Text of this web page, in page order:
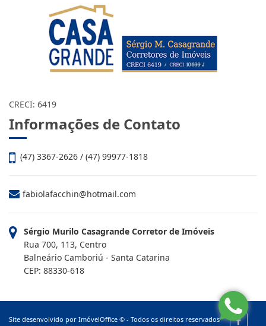
CRECI: 6419
Informações de Contato
(47) 3367-2626 / (47) 99977-1818
fabiolafacchin@hotmail.com
Sérgio Murilo Casagrande Corretor de Imóveis
Rua 700, 113, Centro
Balneário Camboriú - Santa Catarina
CEP: 88330-618
Site desenvolvido por ImóvelOffice © - Todos os direitos reservados